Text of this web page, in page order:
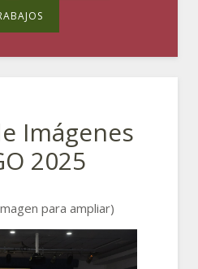
Imágenes
2025
para ampliar)